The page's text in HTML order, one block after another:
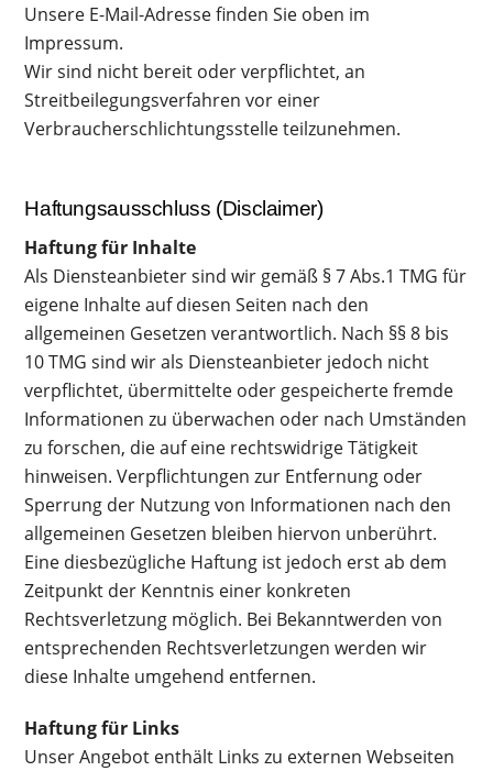
Unsere E-Mail-Adresse finden Sie oben im
Impressum.
Wir sind nicht bereit oder verpflichtet, an
Streitbeilegungsverfahren vor einer
Verbraucherschlichtungsstelle teilzunehmen.
Haftungsausschluss (Disclaimer)
Haftung für Inhalte
Als Diensteanbieter sind wir gemäß § 7 Abs.1 TMG für
eigene Inhalte auf diesen Seiten nach den
allgemeinen Gesetzen verantwortlich. Nach §§ 8 bis
10 TMG sind wir als Diensteanbieter jedoch nicht
verpflichtet, übermittelte oder gespeicherte fremde
Informationen zu überwachen oder nach Umständen
zu forschen, die auf eine rechtswidrige Tätigkeit
hinweisen. Verpflichtungen zur Entfernung oder
Sperrung der Nutzung von Informationen nach den
allgemeinen Gesetzen bleiben hiervon unberührt.
Eine diesbezügliche Haftung ist jedoch erst ab dem
Zeitpunkt der Kenntnis einer konkreten
Rechtsverletzung möglich. Bei Bekanntwerden von
entsprechenden Rechtsverletzungen werden wir
diese Inhalte umgehend entfernen.
Haftung für Links
Unser Angebot enthält Links zu externen Webseiten